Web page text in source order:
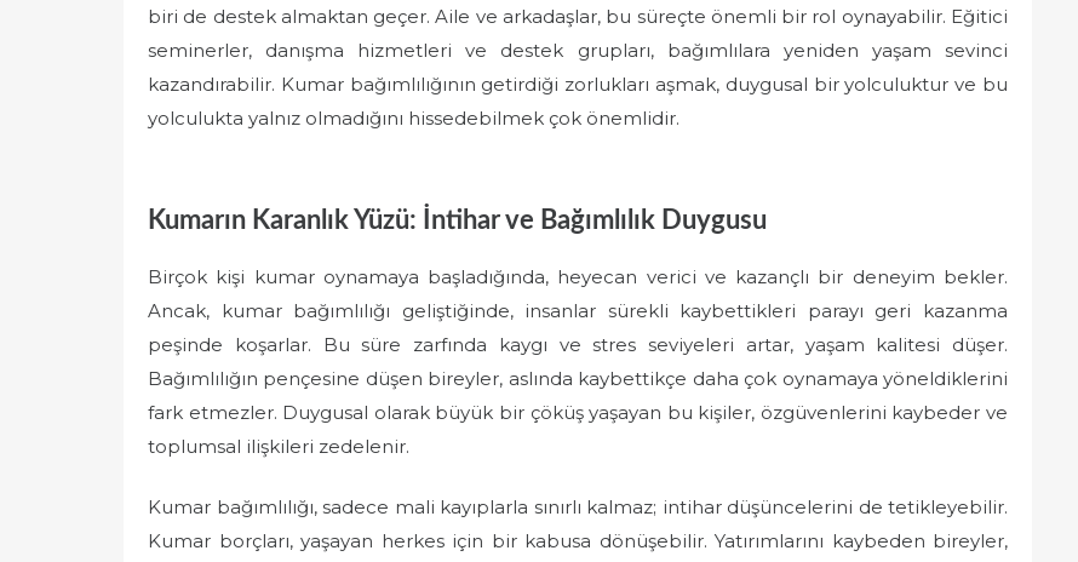
biri de destek almaktan geçer. Aile ve arkadaşlar, bu süreçte önemli bir rol oynayabilir. Eğitici
seminerler, danışma hizmetleri ve destek grupları, bağımlılara yeniden yaşam sevinci
kazandırabilir. Kumar bağımlılığının getirdiği zorlukları aşmak, duygusal bir yolculuktur ve bu
yolculukta yalnız olmadığını hissedebilmek çok önemlidir.
Kumarın Karanlık Yüzü: İntihar ve Bağımlılık Duygusu
Birçok kişi kumar oynamaya başladığında, heyecan verici ve kazançlı bir deneyim bekler.
Ancak, kumar bağımlılığı geliştiğinde, insanlar sürekli kaybettikleri parayı geri kazanma
peşinde koşarlar. Bu süre zarfında kaygı ve stres seviyeleri artar, yaşam kalitesi düşer.
Bağımlılığın pençesine düşen bireyler, aslında kaybettikçe daha çok oynamaya yöneldiklerini
fark etmezler. Duygusal olarak büyük bir çöküş yaşayan bu kişiler, özgüvenlerini kaybeder ve
toplumsal ilişkileri zedelenir.
Kumar bağımlılığı, sadece mali kayıplarla sınırlı kalmaz; intihar düşüncelerini de tetikleyebilir.
Kumar borçları, yaşayan herkes için bir kabusa dönüşebilir. Yatırımlarını kaybeden bireyler,